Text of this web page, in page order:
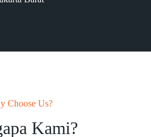
Choose Us?
Kami?